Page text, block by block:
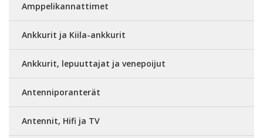
Amppelikannattimet
Ankkurit ja Kiila-ankkurit
Ankkurit, lepuuttajat ja venepoijut
Antenniporanterät
Antennit, Hifi ja TV